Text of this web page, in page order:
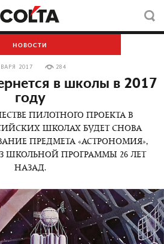
НОВОСТИ
2017 284
в школы в 2017
году
ПИЛОТНОГО ПРОЕКТА В
ШКОЛАХ БУДЕТ СНОВА
ПРЕДМЕТА «АСТРОНОМИЯ»,
ШКОЛЬНОЙ ПРОГРАММЫ 26 ЛЕТ
НАЗАД.